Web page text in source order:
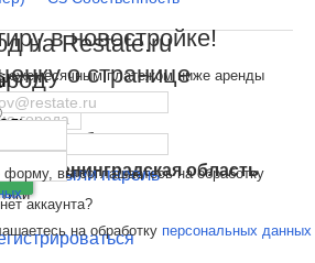
область
иЛенинградская область
на Restate.ru
Забыли пароль
аккаунта?
дома
область
в новостройке!
с ежемесячным платежом ниже аренды
на обработку персональных данных
о странице
вы соглашаетесь на обработку